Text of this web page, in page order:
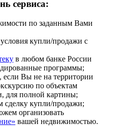
сервиса:
по заданным Вами
купли/продажи с
в любом банке России
программы;
если Вы не на территории
по объектам
для полной картины;
купли/продажи;
организовать
вашей недвижимостью.